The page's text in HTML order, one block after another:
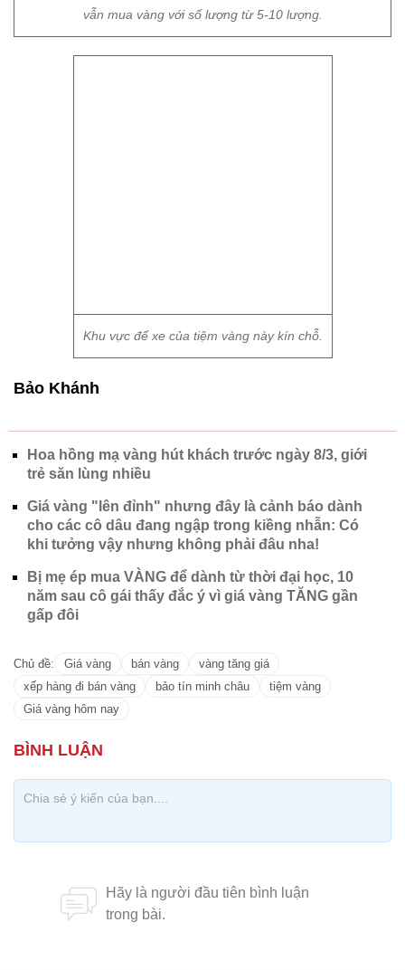
Hoa hồng mạ vàng hút khách trước ngày 8/3, giới
trẻ săn lùng nhiều
Giá vàng "lên đỉnh" nhưng đây là cảnh báo dành
Bị mẹ ép mua VÀNG để dành từ thời đại học, 10
năm sau cô gái thấy đắc ý vì giá vàng TĂNG gần
Chủ đề: Giá vàng bán vàng
vàng tăng giá
xếp hàng đi bán vàng
bảo tín minh châu
Giá vàng hôm nay